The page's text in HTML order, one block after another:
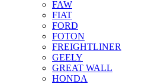
FAW
FIAT
FORD
FOTON
FREIGHTLINER
GEELY
GREAT WALL
HONDA